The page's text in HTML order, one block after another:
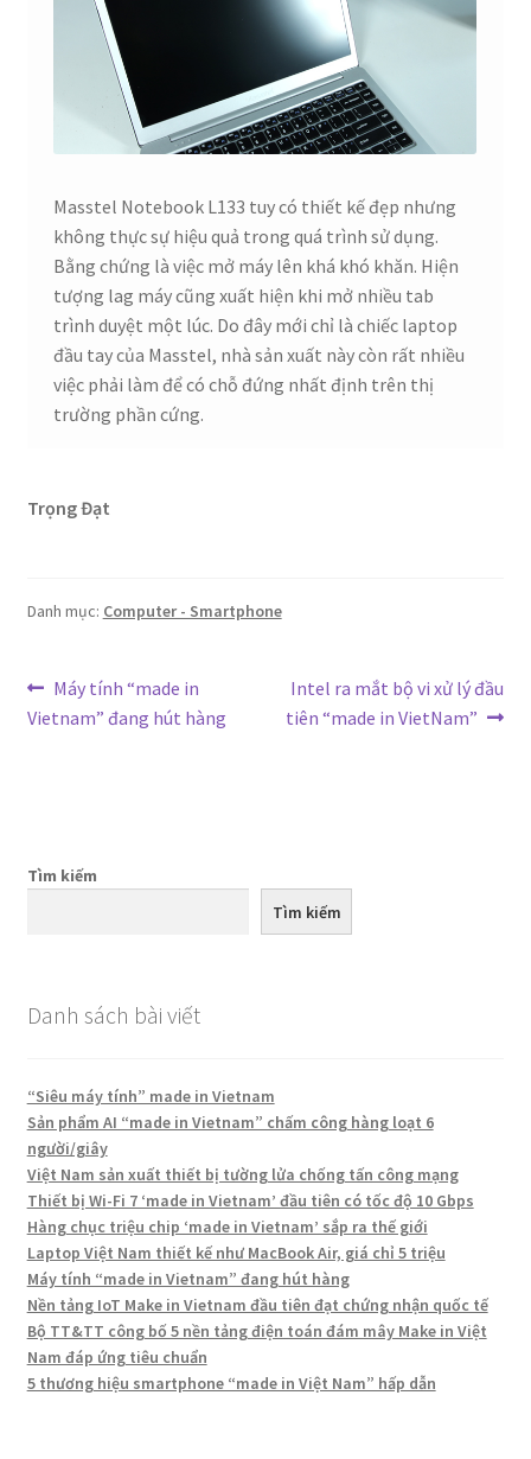
Masstel Notebook L133 tuy có thiết kế đẹp nhưng
không thực sự hiệu quả trong quá trình sử dụng.
Bằng chứng là việc mở máy lên khá khó khăn. Hiện
tượng lag máy cũng xuất hiện khi mở nhiều tab
trình duyệt một lúc. Do đây mới chỉ là chiếc laptop
đầu tay của Masstel, nhà sản xuất này còn rất nhiều
việc phải làm để có chỗ đứng nhất định trên thị
trường phần cứng.
Trọng Đạt
Danh mục: Computer - Smartphone
Điều
hướng
Bài
trước:
Máy tính “made in
Vietnam” đang hút hàng
Bài
tiếp
Intel ra mắt bộ vi xử lý đầu
tiên “made in VietNam”
Tìm kiếm
Tìm kiếm
Danh sách bài viết
“Siêu máy tính” made in Vietnam
Sản phẩm AI “made in Vietnam” chấm công hàng loạt 6
người/giây
Việt Nam sản xuất thiết bị tường lửa chống tấn công mạng
Thiết bị Wi-Fi 7 ‘made in Vietnam’ đầu tiên có tốc độ 10 Gbps
Hàng chục triệu chip ‘made in Vietnam’ sắp ra thế giới
Laptop Việt Nam thiết kế như MacBook Air, giá chỉ 5 triệu
Máy tính “made in Vietnam” đang hút hàng
Nền tảng IoT Make in Vietnam đầu tiên đạt chứng nhận quốc tế
Bộ TT&TT công bố 5 nền tảng điện toán đám mây Make in Việt
Nam đáp ứng tiêu chuẩn
5 thương hiệu smartphone “made in Việt Nam” hấp dẫn